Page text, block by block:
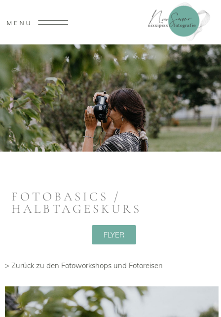
> Zurück zu den Fotoworkshops und Fotoreisen
FOTOBASICS /
HALBTAGESKURS
FLYER